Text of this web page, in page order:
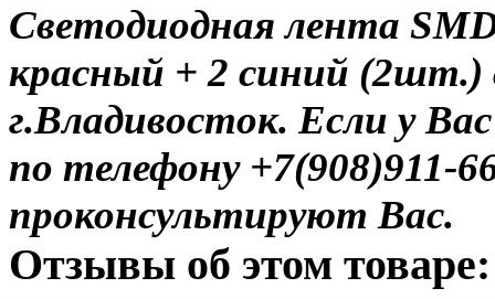
Светодиодная лента
красный + 2 синий (2шт.)
г.Владивосток. Если у
по телефону
проконсультируют Вас.
Отзывы об этом товаре: